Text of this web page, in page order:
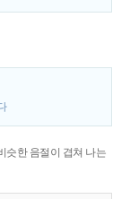
슷한 음절이 겹쳐 나는